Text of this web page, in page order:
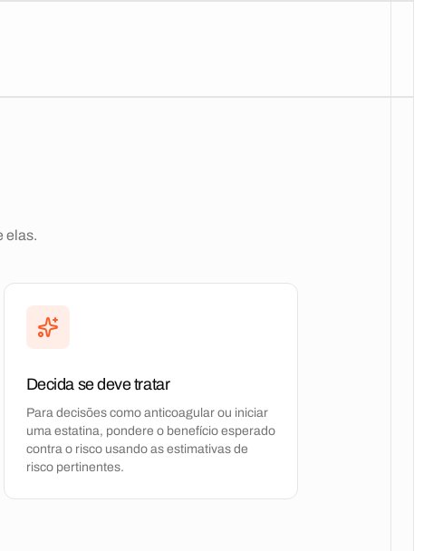
elas.
Decida se deve tratar
Para decisões como anticoagular ou iniciar
uma estatina, pondere o benefício esperado
contra o risco usando as estimativas de
risco pertinentes.